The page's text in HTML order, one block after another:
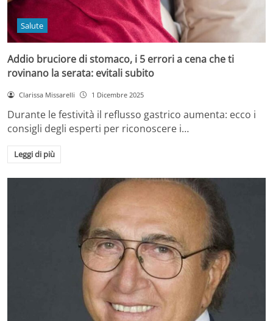
Salute
Addio bruciore di stomaco, i 5 errori a cena che ti
rovinano la serata: evitali subito
Clarissa Missarelli 1 Dicembre 2025
Durante le festività il reflusso gastrico aumenta: ecco i
consigli degli esperti per riconoscere i…
Leggi di più